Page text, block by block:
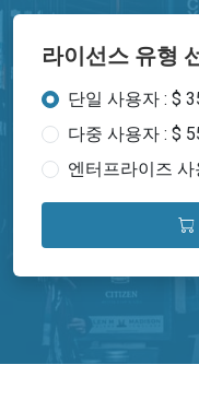
라이선스 유형
단일 사용자 : $
다중 사용자 : $
엔터프라이즈